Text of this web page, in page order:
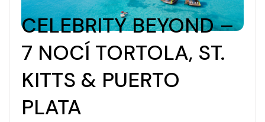
Wonder Of The Seas
Celebrity Apex
Celebrity Ascent
Celebrity Beyond
Celebrity Boundless
CELEBRITY BEYOND –
7 NOCÍ TORTOLA, ST.
KITTS & PUERTO
PLATA